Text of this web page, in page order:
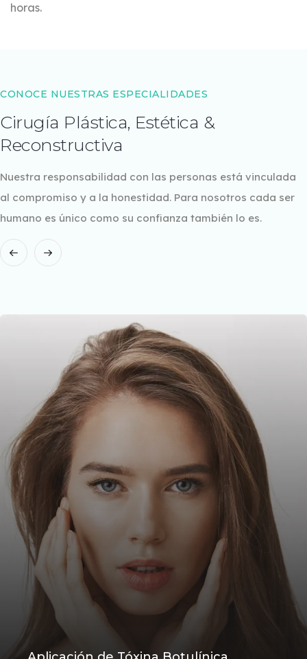
horas.
CONOCE NUESTRAS ESPECIALIDADES
Cirugía Plástica, Estética &
Reconstructiva
Nuestra responsabilidad con las personas está vinculada
al compromiso y a la honestidad. Para nosotros cada ser
humano es único como su confianza también lo es.